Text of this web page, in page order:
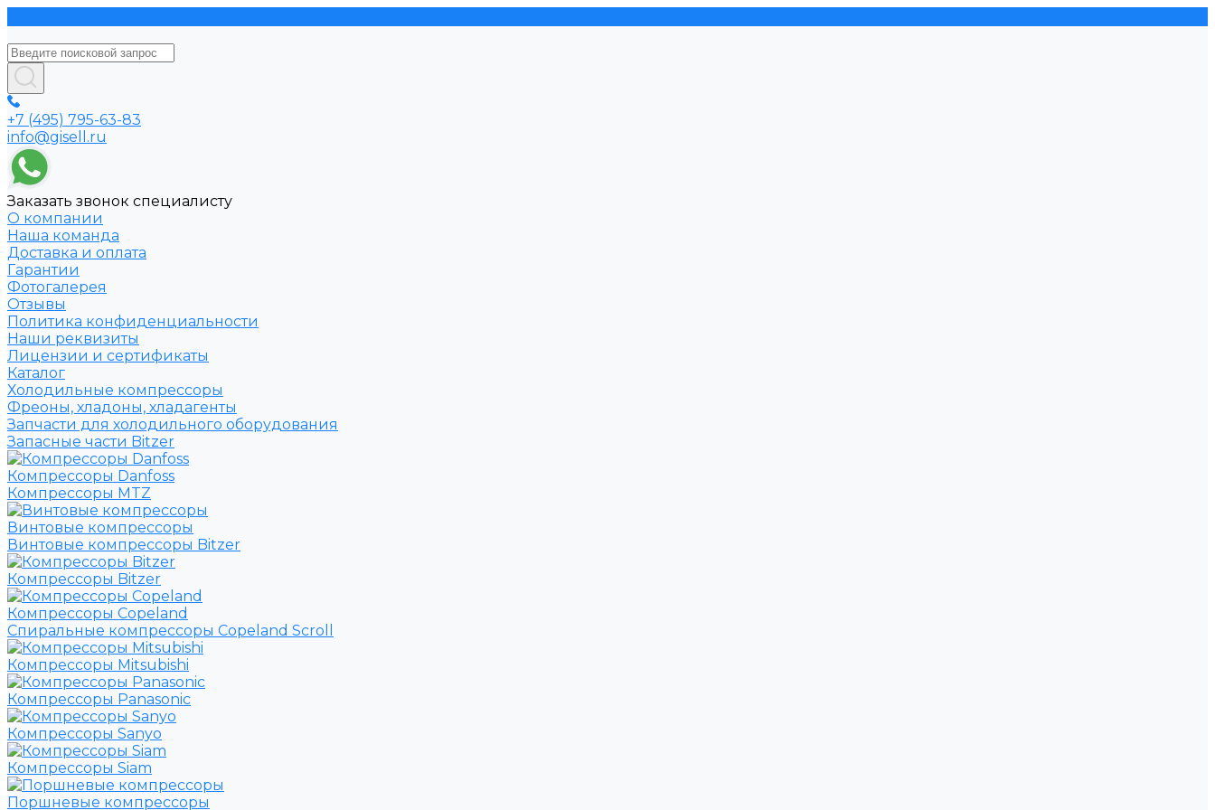
+7 (495) 795-63-83
info@gisell.ru
Заказать звонок специалисту
О компании
Наша команда
Доставка и оплата
Гарантии
Фотогалерея
Отзывы
Политика конфиденциальности
Наши реквизиты
Лицензии и сертификаты
Каталог
Холодильные компрессоры
Фреоны, хладоны, хладагенты
Запчасти для холодильного оборудования
Запасные части Bitzer
Компрессоры Danfoss
Компрессоры MTZ
Винтовые компрессоры
Винтовые компрессоры Bitzer
Компрессоры Bitzer
Компрессоры Copeland
Спиральные компрессоры Copeland Scroll
Компрессоры Mitsubishi
Компрессоры Panasonic
Компрессоры Sanyo
Компрессоры Siam
Поршневые компрессоры